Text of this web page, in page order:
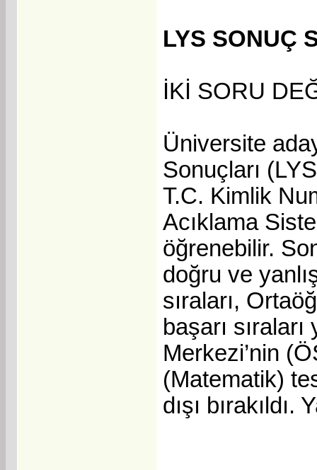
LYS SONUÇ
İKİ SORU
Üniversite
Sonuçları
T.C. Kimlik
Acıklama
öğrenebilir.
doğru ve
sıraları,
başarı
Merkezi’nin
(Matematik)
dışı